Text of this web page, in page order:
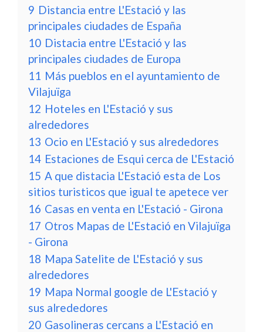
9 Distancia entre L'Estació y las
principales ciudades de España
10 Distacia entre L'Estació y las
principales ciudades de Europa
11 Más pueblos en el ayuntamiento de
Vilajuïga
12 Hoteles en L'Estació y sus
alrededores
13 Ocio en L'Estació y sus alrededores
14 Estaciones de Esqui cerca de L'Estació
15 A que distacia L'Estació esta de Los
sitios turisticos que igual te apetece ver
16 Casas en venta en L'Estació - Girona
17 Otros Mapas de L'Estació en Vilajuïga
- Girona
18 Mapa Satelite de L'Estació y sus
alrededores
19 Mapa Normal google de L'Estació y
sus alrededores
20 Gasolineras cercans a L'Estació en